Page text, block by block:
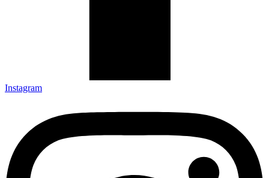
Instagram